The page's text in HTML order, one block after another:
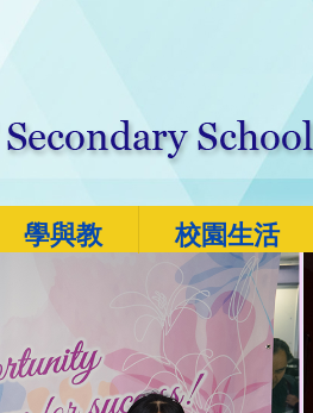
學與教 校園生活